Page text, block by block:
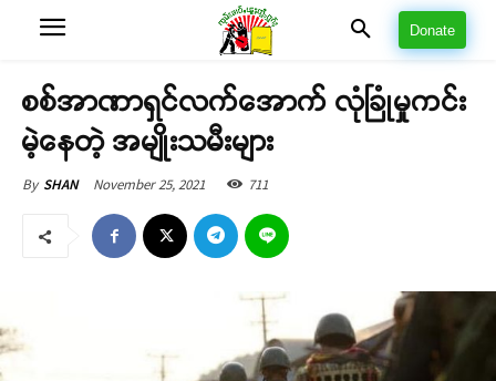
Donate
စစ်အာဏာရှင်လက်အောက် လုံခြုံမှုကင်း
မဲ့နေတဲ့ အမျိုးသမီးများ
By SHAN November 25, 2021 711